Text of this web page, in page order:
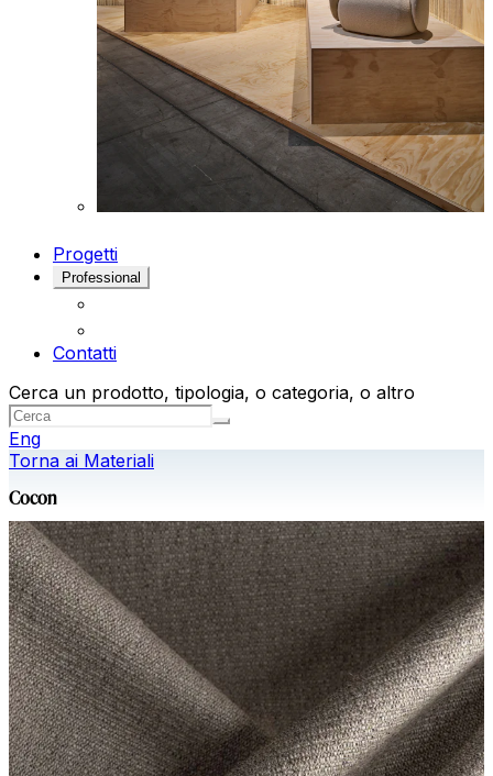
Progetti
Professional
Contatti
Cerca un prodotto, tipologia, o categoria, o altro
Eng
Torna ai Materiali
Cocon